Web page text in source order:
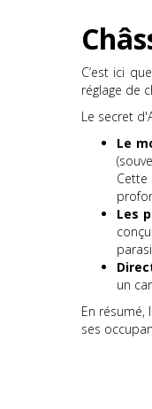
C’est ici
réglage de
Le secret
Le
Cette
Les
un
En résumé,
ses